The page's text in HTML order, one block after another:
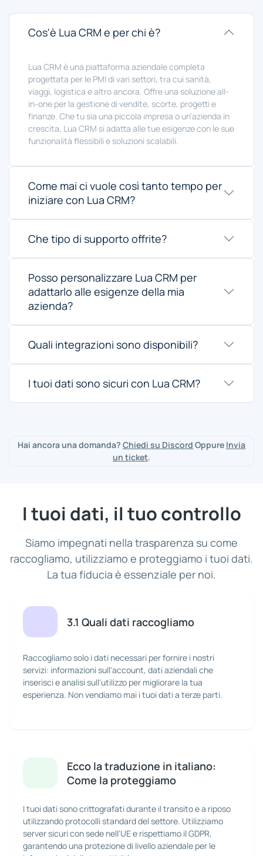
Cos'è Lua CRM e per chi è?
Lua CRM è una piattaforma aziendale completa
progettata per le PMI di vari settori, tra cui sanità,
viaggi, logistica e altro ancora. Offre una soluzione all-
in-one per la gestione di vendite, scorte, progetti e
finanze. Che tu sia una piccola impresa o un'azienda in
crescita, Lua CRM si adatta alle tue esigenze con le sue
funzionalità flessibili e soluzioni scalabili.
Come mai ci vuole così tanto tempo per
iniziare con Lua CRM?
Che tipo di supporto offrite?
Posso personalizzare Lua CRM per
adattarlo alle esigenze della mia
azienda?
Quali integrazioni sono disponibili?
I tuoi dati sono sicuri con Lua CRM?
Hai ancora una domanda? Chiedi su Discord Oppure Invia
un ticket.
I tuoi dati, il tuo controllo
Siamo impegnati nella trasparenza su come
raccogliamo, utilizziamo e proteggiamo i tuoi dati.
La tua fiducia è essenziale per noi.
3.1 Quali dati raccogliamo
Raccogliamo solo i dati necessari per fornire i nostri
servizi: informazioni sull'account, dati aziendali che
inserisci e analisi sull'utilizzo per migliorare la tua
esperienza. Non vendiamo mai i tuoi dati a terze parti.
Ecco la traduzione in italiano:
Come la proteggiamo
I tuoi dati sono crittografati durante il transito e a riposo
utilizzando protocolli standard del settore. Utilizziamo
server sicuri con sede nell'UE e rispettiamo il GDPR,
garantendo una protezione di livello aziendale per le